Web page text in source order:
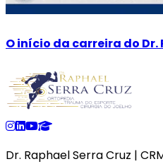
O início da carreira do Dr.
Dr. Raphael Serra Cruz |